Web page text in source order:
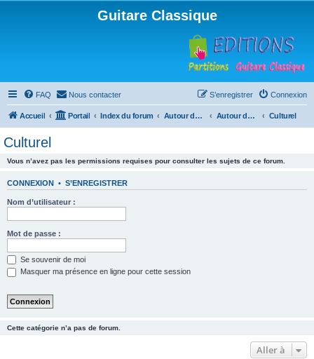
Guitare Classique
FAQ Nous contacter Connexion
S’enregistrer
Accueil Portail Index du forum Autour de la machine à café Autour de la machine à café Culturel
Culturel
Vous n’avez pas les permissions requises pour consulter les sujets de ce forum.
CONNEXION • S’ENREGISTRER
Nom d’utilisateur :
Mot de passe :
Se souvenir de moi
Masquer ma présence en ligne pour cette session
Cette catégorie n’a pas de forum.
Aller à